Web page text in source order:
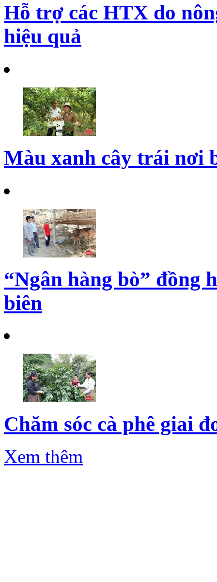
Hỗ trợ các HTX do
hiệu quả
Màu xanh cây trái nơi
“Ngân hàng bò” đồng
biên
Chăm sóc cà phê giai
Xem thêm